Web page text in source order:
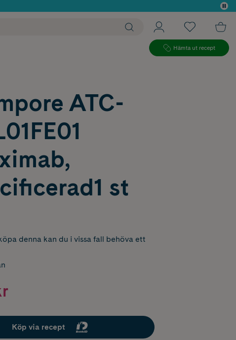
Hämta ut recept
ATC-
st
denna kan du i vissa fall behöva ett
Köp via recept